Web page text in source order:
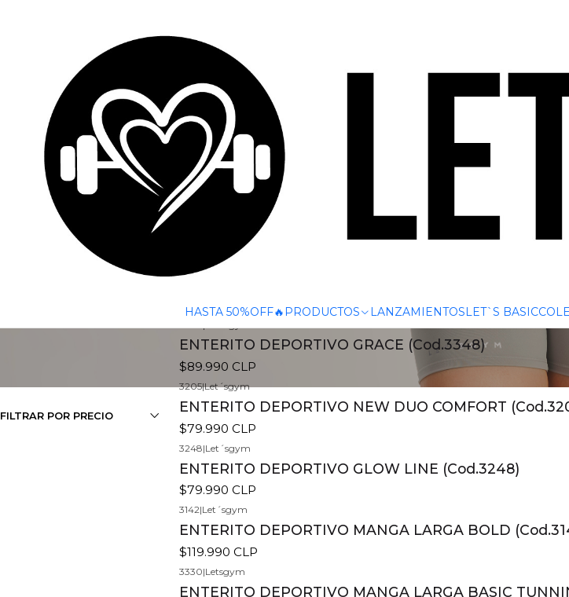
HASTA 50%OFF🔥 PRODUCTOS LANZAMIENTOSLET`S BASIC
Descubre nuestros enteritos deportivos, diseñados para ofrecerte máxima
entrenamiento hasta el día a día. Cada enterito combina
Filtrar Productos
ORDENAR POR
FILTRAR POR PRECIO
Nuevo
Let´sgym
$99.990 CLP
ENTERITO DEPORTIVO GRACE (Cod.3348)
$89.990 CLP
3205|Let´sgym
ENTERITO DEPORTIVO NEW DUO COMFORT
$79.990 CLP
3248|Let´sgym
ENTERITO DEPORTIVO GLOW LINE (Cod.3248)
$79.990 CLP
3142|Let´sgym
ENTERITO DEPORTIVO MANGA LARGA BOLD
$119.990 CLP
3330|Letsgym
ENTERITO DEPORTIVO MANGA LARGA BASIC